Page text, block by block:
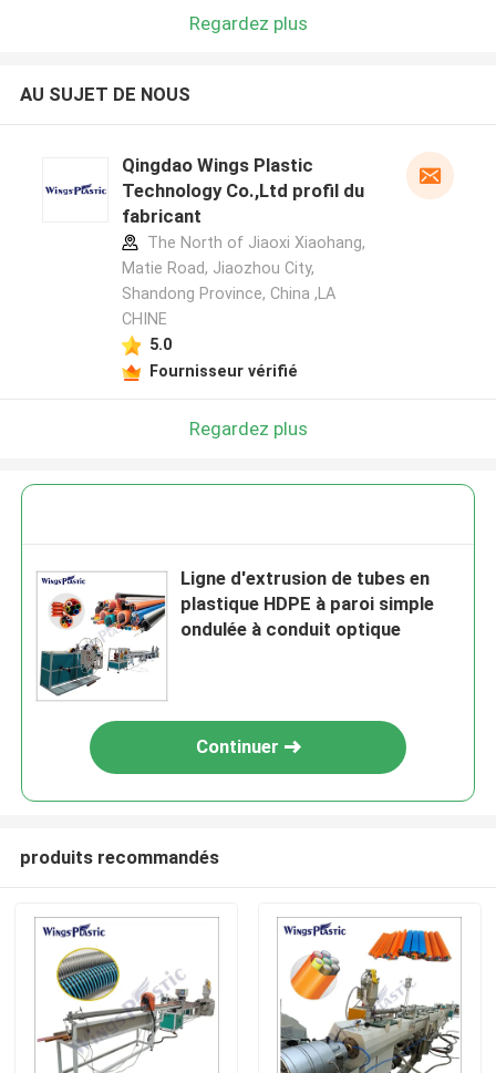
Regardez plus
AU SUJET DE NOUS
Qingdao Wings Plastic
Technology Co.,Ltd profil du
fabricant
The North of Jiaoxi Xiaohang,
Matie Road, Jiaozhou City,
Shandong Province, China ,LA
CHINE
5.0
Fournisseur vérifié
Regardez plus
Ligne d'extrusion de tubes en
plastique HDPE à paroi simple
ondulée à conduit optique
Continuer
produits recommandés